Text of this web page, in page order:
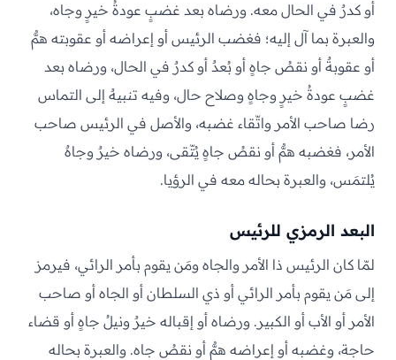
أو كدرٌ في الحال معه. ورضاه بعد غضبٍ عودةُ خيرٍ وجاه،
والعبرة بما آل إليه؛ فغضب الرئيس أو إعراضه أو عقوبته همٌّ
أو عقوبةٌ أو نقصُ جاهٍ أو بُعدٌ أو كدرٌ في الحال، ورضاه بعد
غضبٍ عودةُ خيرٍ وجاهٍ وصلاح حال، وفيه تنبيهٌ إلى التماس
رضا صاحب الأمر واتّقاء غضبه، والأصل في الرئيس صاحب
الأمر، فغضبه همٌّ أو نقصُ جاهٍ يُتّقى، ورضاه خيرٌ وجاهٌ
يُلتمَس، والعبرة بحاله معه في الرؤيا.
البعد الرمزي للرئيس
لمّا كان الرئيس ذا الأمر والجاه ومَن يقوم بأمر الرائي، فيرمز
إلى مَن يقوم بأمر الرائي أو ذي السلطان أو الجاه أو صاحب
الأمر أو الأب أو الكبير. ورضاه أو إقباله خيرٌ ونيلُ جاهٍ أو قضاء
حاجة، وغضبه أو إعراضه همٌّ أو نقصُ جاه. والعبرة بحاله